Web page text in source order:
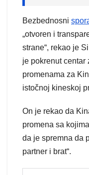
Bezbednosni
„otvoren i
strane“, rekao je
je pokrenut centar
promenama za
istočnoj kineskoj
On je rekao da
promena sa
da je spremna da
partner i brat“.